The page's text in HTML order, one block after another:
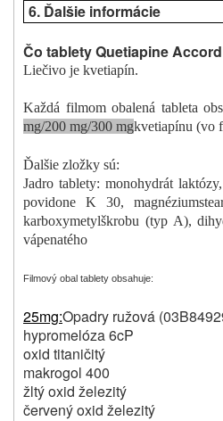
6. Ďalšie informácie
Čo tablety Quetiapine
Liečivo je kvetiapín.
Každá filmom obalená tableta
mg/200 mg/300 mgkvetiapínu (vo
Ďalšie zložky sú:
Jadro tablety: monohydrát
povidone K 30,
karboxymetylškrobu (typ A),
vápenatého
Filmový obal tablety obsahuje:
25mg:Opadry ružová
hypromelóza 6cP
oxid titaničitý
makrogol 400
žltý oxid železitý
červený oxid železitý